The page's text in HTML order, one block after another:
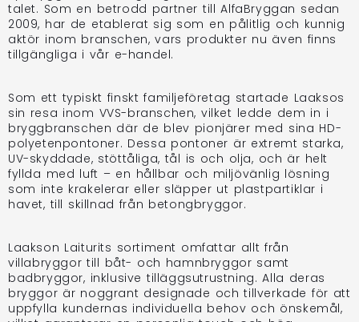
talet. Som en betrodd partner till AlfaBryggan sedan
2009, har de etablerat sig som en pålitlig och kunnig
aktör inom branschen, vars produkter nu även finns
tillgängliga i vår e-handel.
Som ett typiskt finskt familjeföretag startade Laaksos
sin resa inom VVS-branschen, vilket ledde dem in i
bryggbranschen där de blev pionjärer med sina HD-
polyetenpontoner. Dessa pontoner är extremt starka,
UV-skyddade, stöttåliga, tål is och olja, och är helt
fyllda med luft – en hållbar och miljövänlig lösning
som inte krakelerar eller släpper ut plastpartiklar i
havet, till skillnad från betongbryggor.
Laakson Laiturits sortiment omfattar allt från
villabryggor till båt- och hamnbryggor samt
badbryggor, inklusive tilläggsutrustning. Alla deras
bryggor är noggrant designade och tillverkade för att
uppfylla kundernas individuella behov och önskemål,